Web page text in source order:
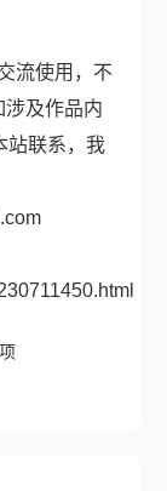
流使用，不
及作品内
站联系，我